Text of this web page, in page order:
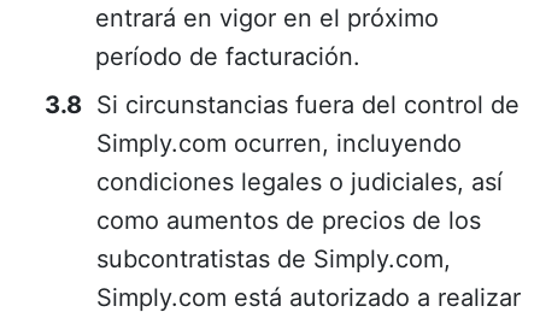
entrará en vigor en el próximo
período de facturación.
Si circunstancias fuera del control de
Simply.com ocurren, incluyendo
condiciones legales o judiciales, así
como aumentos de precios de los
subcontratistas de Simply.com,
Simply.com está autorizado a realizar